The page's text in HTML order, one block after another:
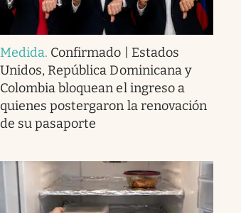
Medida. Confirmado | Estados
Unidos, República Dominicana y
Colombia bloquean el ingreso a
quienes postergaron la renovación
de su pasaporte